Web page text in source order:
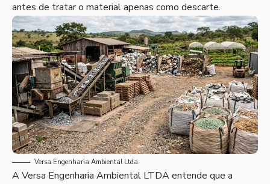
antes de tratar o material apenas como descarte.
Versa Engenharia Ambiental Ltda
A Versa Engenharia Ambiental LTDA entende que a